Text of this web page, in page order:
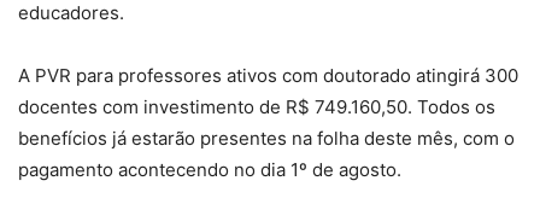
educadores.
A PVR para professores ativos com doutorado atingirá 300
docentes com investimento de R$ 749.160,50. Todos os
benefícios já estarão presentes na folha deste mês, com o
pagamento acontecendo no dia 1º de agosto.